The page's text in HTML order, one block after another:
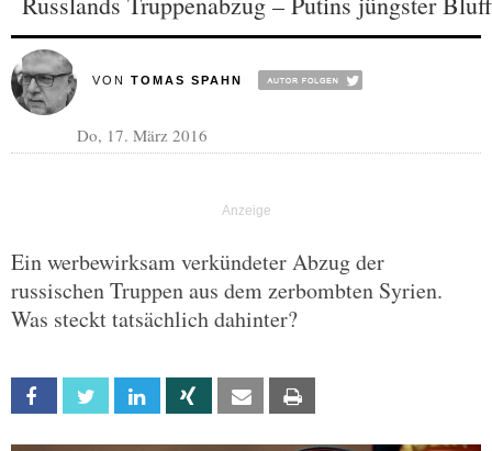
VON TOMAS SPAHN
Do, 17. März 2016
Ein werbewirksam verkündeter Abzug der
russischen Truppen aus dem zerbombten Syrien.
Was steckt tatsächlich dahinter?
Facebook Twitter Linkedin Xing Email